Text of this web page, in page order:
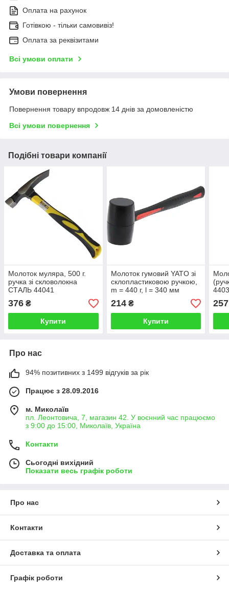
Оплата на рахунок
Готівкою - тільки самовивіз!
Оплата за реквізитами
Всі умови оплати
Умови повернення
Повернення товару впродовж 14 днів за домовленістю
Всі умови повернення
Подібні товари компанії
Молоток муляра, 500 г.
ручка зі скловолокна
СТАЛЬ 44041
376 ₴
Купити
Молоток гумовий YATO зі
склопластиковою ручкою,
m = 440 г, l = 340 мм
214₴
Купити
257
Про нас
94% позитивних з 1499 відгуків за рік
Працює з 28.09.2016
м. Миколаїв
пл. Леонтовича, 7, магазин 42. У воєнний час працюємо
з 9:00 до 15:00, Миколаїв, Україна
Контакти
Сьогодні вихідний
Показати весь графік роботи
Про нас
Контакти
Доставка та оплата
Графік роботи